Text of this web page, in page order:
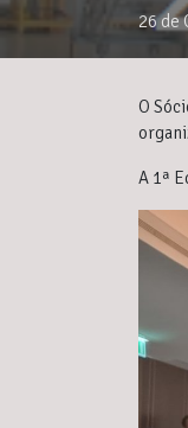
26 de
O
A 1ª